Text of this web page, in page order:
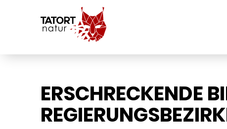
ERSCHRECKENDE